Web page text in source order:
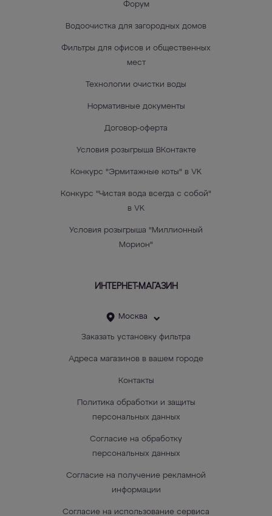
Форум
Водоочистка для загородных домов
Фильтры для офисов и общественных
мест
Технологии очистки воды
Нормативные документы
Договор-оферта
Условия розыгрыша ВКонтакте
Конкурс "Эрмитажные коты" в VK
Конкурс "Чистая вода всегда с собой"
в VK
Условия розыгрыша "Миллионный
Морион"
ИНТЕРНЕТ-МАГАЗИН
Москва
Заказать установку фильтра
Адреса магазинов в вашем городе
Контакты
Политика обработки и защиты
персональных данных
Согласие на обработку
персональных данных
Согласие на получение рекламной
информации
Согласие на использование сервиса